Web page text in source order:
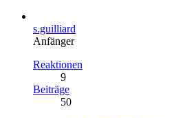
s.guilliard
Anfänger
Reaktionen
9
Beiträge
50